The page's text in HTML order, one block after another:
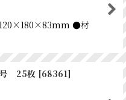
●材
号 25枚 [68361]